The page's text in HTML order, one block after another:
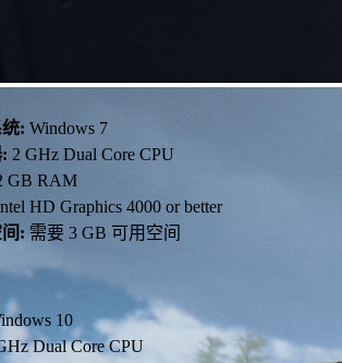
: Windows 7
2 GHz Dual Core CPU
GB RAM
HD Graphics 4000 or better
: 需要 3 GB 可用空间
10
Dual Core CPU